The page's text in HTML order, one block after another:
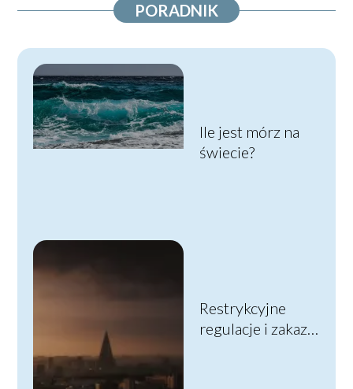
PORADNIK
Ile jest mórz na
świecie?
Restrykcyjne
regulacje i zakazy